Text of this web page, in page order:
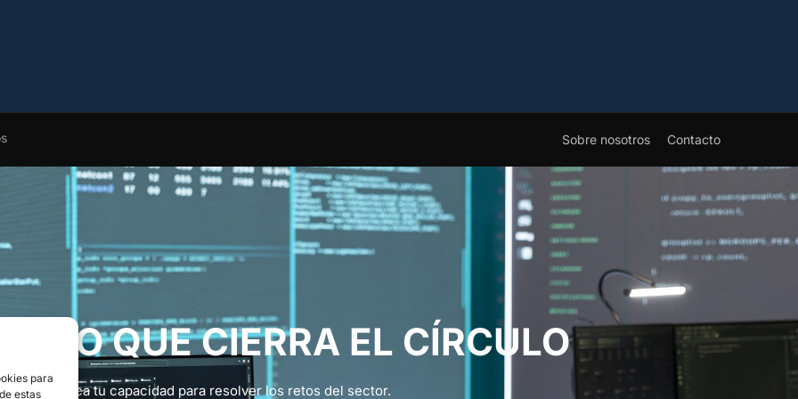
para
estas
Sobre nosotros Contacto
QUE CIERRA EL CÍRCULO
que certifica tu capacidad para resolver los retos del sector.